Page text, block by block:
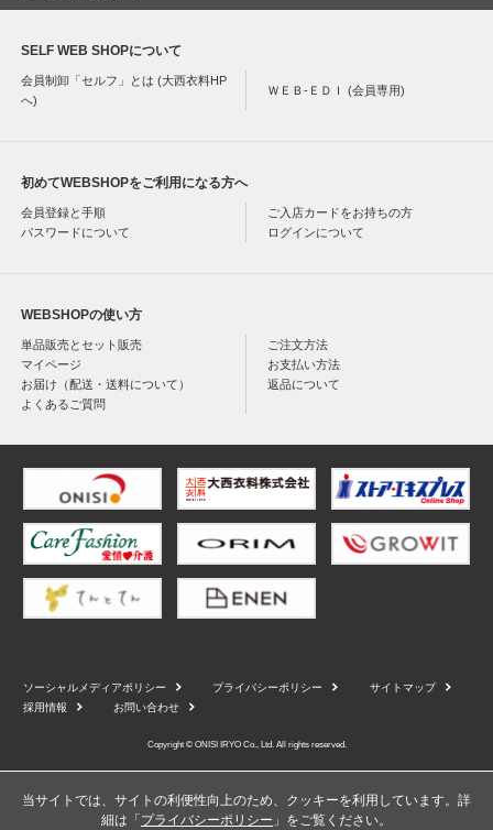
SELF WEB SHOPについて
会員制卸「セルフ」とは (大西衣料HP
へ)
ＷＥＢ-ＥＤＩ (会員専用)
初めてWEBSHOPをご利用になる方へ
会員登録と手順
ご入店カードをお持ちの方
パスワードについて
ログインについて
WEBSHOPの使い方
単品販売とセット販売
ご注文方法
マイページ
お支払い方法
お届け（配送・送料について）
返品について
よくあるご質問
ソーシャルメディアポリシー プライバシーポリシー
サイトマップ
採用情報
お問い合わせ
Copyright © ONISI IRYO Co., Ltd. All rights reserved.
当サイトでは、サイトの利便性向上のため、クッキーを利用しています。詳
細は「 プライバシーポリシー 」をご覧ください。